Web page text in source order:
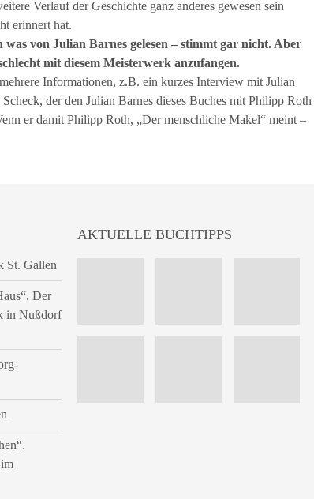
Verlauf der Geschichte ganz anderes gewesen sein
erinnert hat.
was von Julian Barnes gelesen – stimmt gar nicht. Aber
mit diesem Meisterwerk anzufangen.
Informationen, z.B. ein kurzes Interview mit Julian
der den Julian Barnes dieses Buches mit Philipp Roth
er damit Philipp Roth, „Der menschliche Makel“ meint –
St. Gallen
Der
in Nußdorf
AKTUELLE BUCHTIPPS